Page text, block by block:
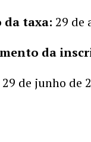
da taxa: 29 de
da
29 de junho de